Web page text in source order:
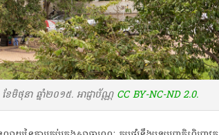
មិថុនា ឆ្នាំ២០១៥. អាជ្ញាប័ណ្ណ CC BY-NC-ND 2.0.